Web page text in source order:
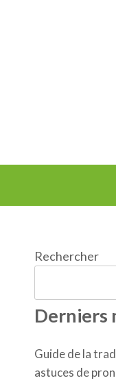
Rechercher
Derniers
Guide de la
astuces de